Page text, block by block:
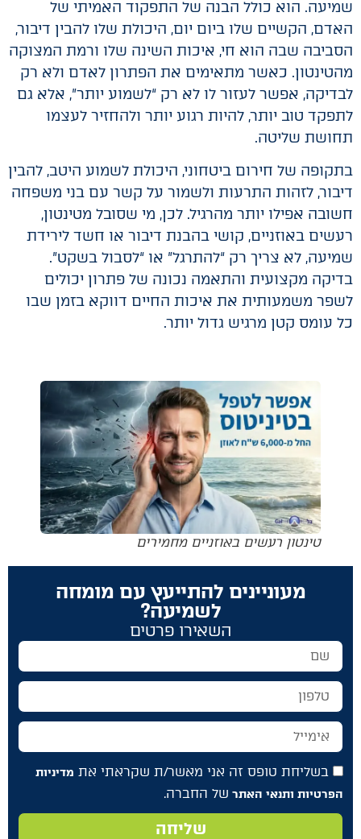
שמיעה. הוא כולל הבנה של התפקוד האמיתי של
האדם, הקשיים שלו ביום יום, היכולת שלו להבין דיבור,
הסביבה שבה הוא חי, איכות השינה שלו ורמת המצוקה
מהטינטון. כאשר מתאימים את הפתרון לאדם ולא רק
לבדיקה, אפשר לעזור לו לא רק “לשמוע יותר”, אלא גם
לתפקד טוב יותר, להיות רגוע יותר ולהחזיר לעצמו
תחושת שליטה.
בתקופה של חירום ביטחוני, היכולת לשמוע היטב, להבין
דיבור, לזהות התרעות ולשמור על קשר עם בני משפחה
חשובה אפילו יותר מהרגיל. לכן, מי שסובל מטינטון,
רעשים באוזניים, קושי בהבנת דיבור או חשד לירידת
שמיעה, לא צריך רק “להתרגל” או “לסבול בשקט”.
בדיקה מקצועית והתאמה נכונה של פתרון יכולים
לשפר משמעותית את איכות החיים דווקא בזמן שבו
כל עומס קטן מרגיש גדול יותר.
טינטון רעשים באוזניים מחמירים
מעוניינים להתייעץ עם מומחה
לשמיעה?
השאירו פרטים
בשליחת טופס זה אני מאשר/ת שקראתי את מדיניות
הפרטיות ותנאי האתר של החברה.
שליחה